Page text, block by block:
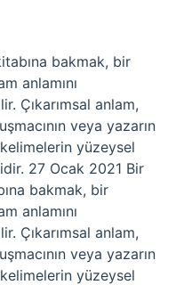
bakmak, bir
anlamını
Çıkarımsal anlam,
veya yazarın
yüzeysel
27 Ocak 2021 Bir
bakmak, bir
anlamını
Çıkarımsal anlam,
veya yazarın
yüzeysel